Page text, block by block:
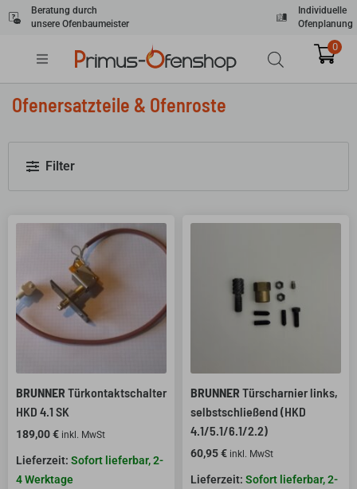
Zum
Inhalt
Beratung durch
unsere Ofenbaumeister
Individuelle
Ofenplanung
0
Ofenersatzteile & Ofenroste
Filter
BRUNNER Türkontaktschalter
HKD 4.1 SK
189,00€ inkl. MwSt
Sofort lieferbar, 2-
4 Werktage
BRUNNER Türscharnier links,
selbstschließend (HKD
4.1/5.1/6.1/2.2)
60,95€ inkl. MwSt
Sofort lieferbar, 2-